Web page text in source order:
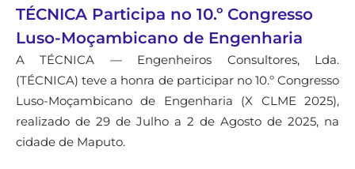
TÉCNICA Participa no 10.º Congresso
Luso-Moçambicano de Engenharia
A TÉCNICA — Engenheiros Consultores, Lda.
(TÉCNICA) teve a honra de participar no 10.º Congresso
Luso-Moçambicano de Engenharia (X CLME 2025),
realizado de 29 de Julho a 2 de Agosto de 2025, na
cidade de Maputo.